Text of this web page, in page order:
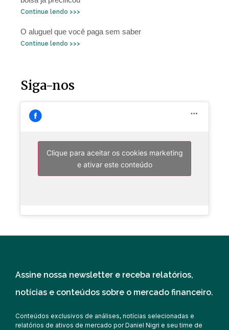
Continue lendo >>>
O aluguel que você paga sem saber
Continue lendo >>>
Siga-nos
Clique para aceitar os cookies marketing
e ativar este conteúdo
Assine nossa newsletter e receba relatórios,
notícias e conteúdos sobre o mercado financeiro.
Conteúdos exclusivos de análises, notícias selecionadas e
relatórios de ativos de mercado por Daniel Nigri e seu time de